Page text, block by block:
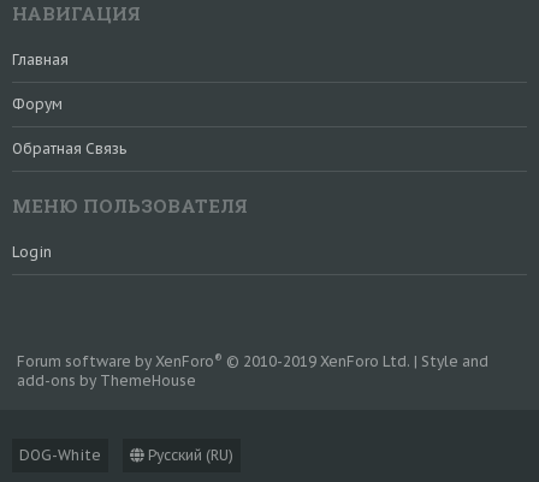
НАВИГАЦИЯ
Главная
Форум
Обратная Связь
МЕНЮ ПОЛЬЗОВАТЕЛЯ
Login
DOG-White
Русский (RU)
Forum software by XenForo® © 2010-2019 XenForo Ltd. | Style and
add-ons by ThemeHouse